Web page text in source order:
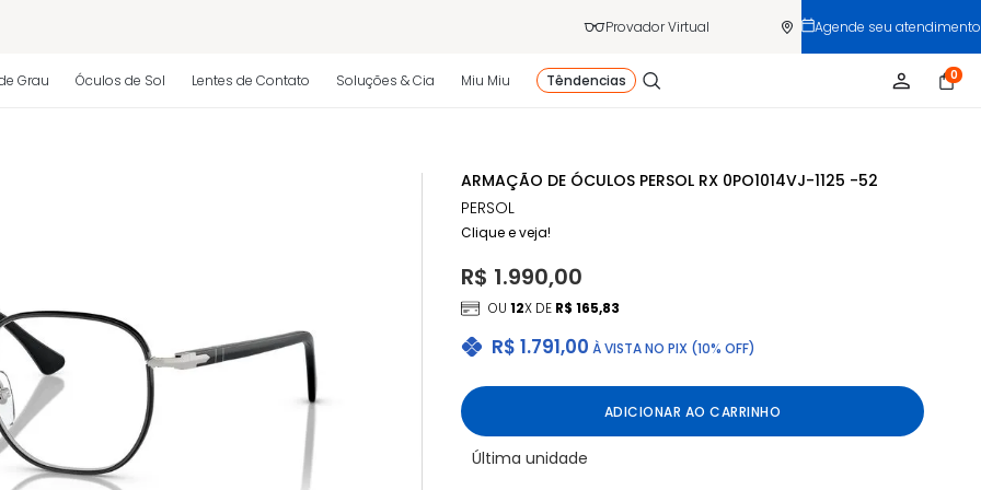
Provador Virtual Agende seu atendimento
Grau Óculos de Sol Lentes de Contato Soluções & Cia Miu Miu Têndencias 0
ARMAÇÃO DE ÓCULOS PERSOL RX 0PO1014VJ-1125 -52
PERSOL
Clique e veja!
R$ 1.791,00 À VISTA NO PIX (10% OFF)
R$ 1.990,00
OU12X DE R$ 165,83
ADICIONAR AO CARRINHO
Última unidade